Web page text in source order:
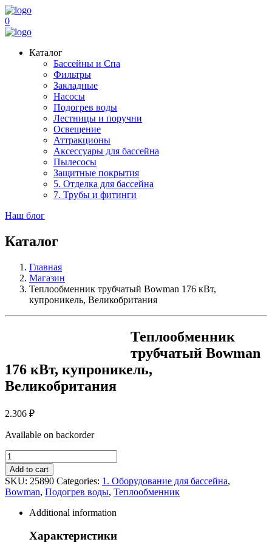
0
Каталог
Бассейны и Спа
Фильтры
Закладные
Насосы
Подогрев воды
Лестницы и поручни
Освещение
Аттракционы
Аксессуары для бассейна
Пылесосы
Защитные покрытия
5. Отделка для бассейна
7. Трубы и фитинги
Наш блог
Каталог
Главная
Магазин
Теплообменник трубчатый Bowman 176 кВт,
купроникель, Великобритания
Теплообменник
трубчатый Bowman
176 кВт, купроникель,
Великобритания
2.306 ₽
Available on backorder
Теплообменник
трубчатый
Bowman
176
кВт,
купроникель,
quantity
Add to cart
SKU: 25890 Categories: 1. Оборудование для бассейна,
Bowman, Подогрев воды, Теплообменник
Additional information
Характеристики